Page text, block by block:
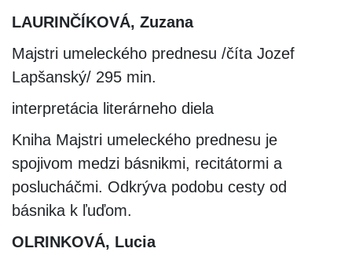
LAURINČÍKOVÁ, Zuzana
Majstri umeleckého prednesu /číta Jozef
Lapšanský/ 295 min.
interpretácia literárneho diela
Kniha Majstri umeleckého prednesu je
spojivom medzi básnikmi, recitátormi a
poslucháčmi. Odkrýva podobu cesty od
básnika k ľuďom.
OLRINKOVÁ, Lucia